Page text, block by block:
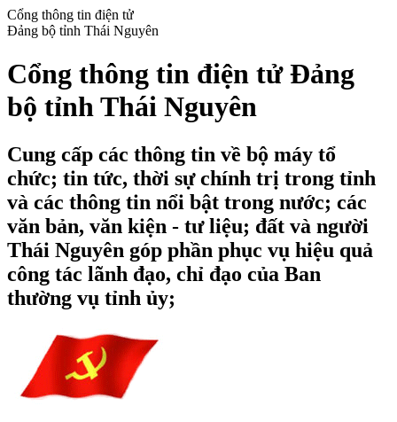
Cổng thông tin điện tử
Đảng bộ tỉnh Thái Nguyên
Cổng thông tin điện tử Đảng
bộ tỉnh Thái Nguyên
Cung cấp các thông tin về bộ máy tổ
chức; tin tức, thời sự chính trị trong tỉnh
và các thông tin nổi bật trong nước; các
văn bản, văn kiện - tư liệu; đất và người
Thái Nguyên góp phần phục vụ hiệu quả
công tác lãnh đạo, chỉ đạo của Ban
thường vụ tỉnh ủy;